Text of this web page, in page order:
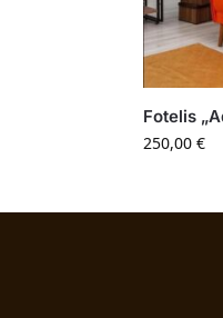
Fotelis
250,00 €